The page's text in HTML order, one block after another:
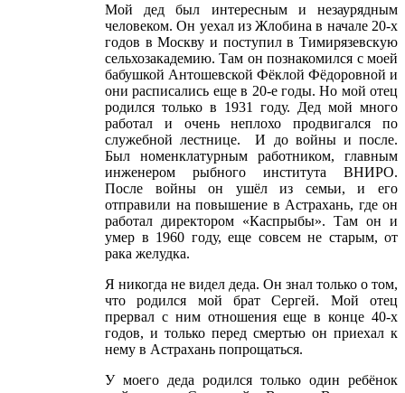
Мой дед был интересным и незаурядным
человеком. Он уехал из Жлобина в начале 20-х
годов в Москву и поступил в Тимирязевскую
сельхозакадемию. Там он познакомился с моей
бабушкой Антошевской Фёклой Фёдоровной и
они расписались еще в 20-е годы. Но мой отец
родился только в 1931 году. Дед мой много
работал и очень неплохо продвигался по
служебной лестнице. И до войны и после.
Был номенклатурным работником, главным
инженером рыбного института ВНИРО.
После войны он ушёл из семьи, и его
отправили на повышение в Астрахань, где он
работал директором «Каспрыбы». Там он и
умер в 1960 году, еще совсем не старым, от
рака желудка.
Я никогда не видел деда. Он знал только о том,
что родился мой брат Сергей. Мой отец
прервал с ним отношения еще в конце 40-х
годов, и только перед смертью он приехал к
нему в Астрахань попрощаться.
У моего деда родился только один ребёнок